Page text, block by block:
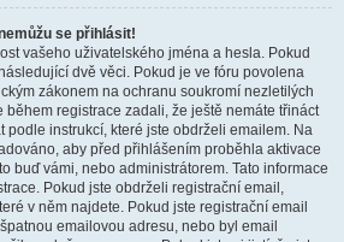
se přihlásit!
vašeho uživatelského jména a hesla. Pokud
dvě věci. Pokud je ve fóru povolena
zákonem na ochranu soukromí nezletilých
během registrace zadali, že ještě nemáte třináct
podle instrukcí, které jste obdrželi emailem. Na
aby před přihlášením proběhla aktivace
buď vámi, nebo administrátorem. Tato informace
Pokud jste obdrželi registrační email,
v něm najdete. Pokud jste registrační email
emailovou adresu, nebo byl email